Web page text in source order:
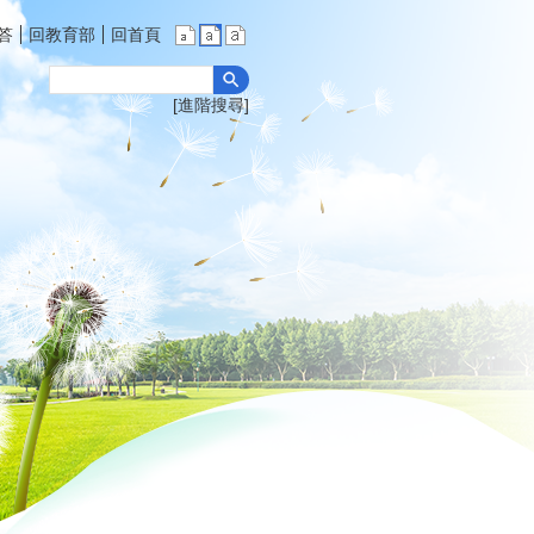
回教育部 回首頁
進階搜尋